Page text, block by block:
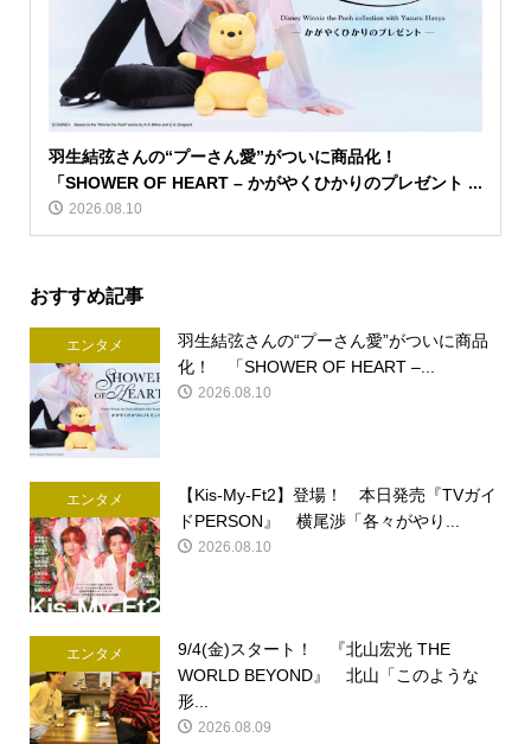
羽生結弦さんの“プーさん愛”がついに商品化！
「SHOWER OF HEART – かがやくひかりのプレゼント ...
2026.08.10
おすすめ記事
エンタメ
羽生結弦さんの“プーさん愛”がついに商品
化！ 「SHOWER OF HEART –...
2026.08.10
エンタメ
【Kis-My-Ft2】登場！ 本日発売『TVガイ
ドPERSON』 横尾渉「各々がやり...
2026.08.10
エンタメ
9/4(金)スタート！ 『北山宏光 THE
WORLD BEYOND』 北山「このような
形...
2026.08.09